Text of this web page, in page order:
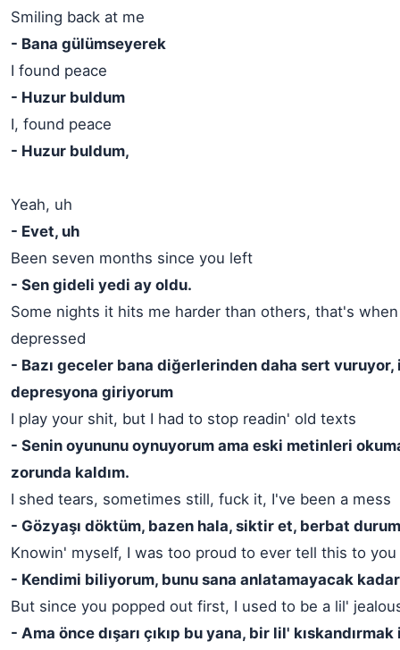
Smiling back at me
- Bana gülümseyerek
I found peace
- Huzur buldum
I, found peace
- Huzur buldum,
Yeah, uh
- Evet, uh
Been seven months since you left
- Sen gideli yedi ay oldu.
Some nights it hits me harder than others, that's
depressed
- Bazı geceler bana diğerlerinden daha sert vuruyor,
depresyona giriyorum
I play your shit, but I had to stop readin' old texts
- Senin oyununu oynuyorum ama eski metinleri
zorunda kaldım.
I shed tears, sometimes still, fuck it, I've been a mess
- Gözyaşı döktüm, bazen hala, siktir et, berbat
Knowin' myself, I was too proud to ever tell this to you
- Kendimi biliyorum, bunu sana anlatamayacak
But since you popped out first, I used to be a lil'
- Ama önce dışarı çıkıp bu yana, bir lil'